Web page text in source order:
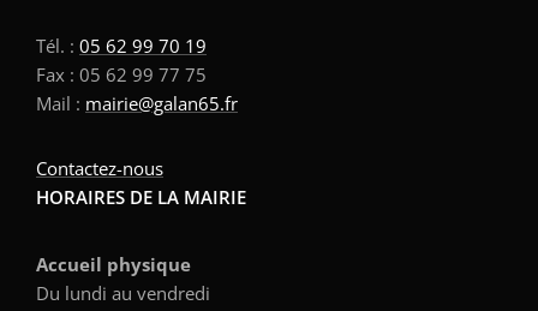
Tél. : 05 62 99 70 19
Fax : 05 62 99 77 75
Mail : mairie@galan65.fr
Contactez-nous
HORAIRES DE LA MAIRIE
Accueil physique
Du lundi au vendredi